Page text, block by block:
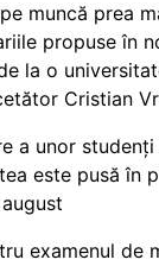
muncă prea
propuse în
la o
Cristian
a unor
este pusă în
examenul de